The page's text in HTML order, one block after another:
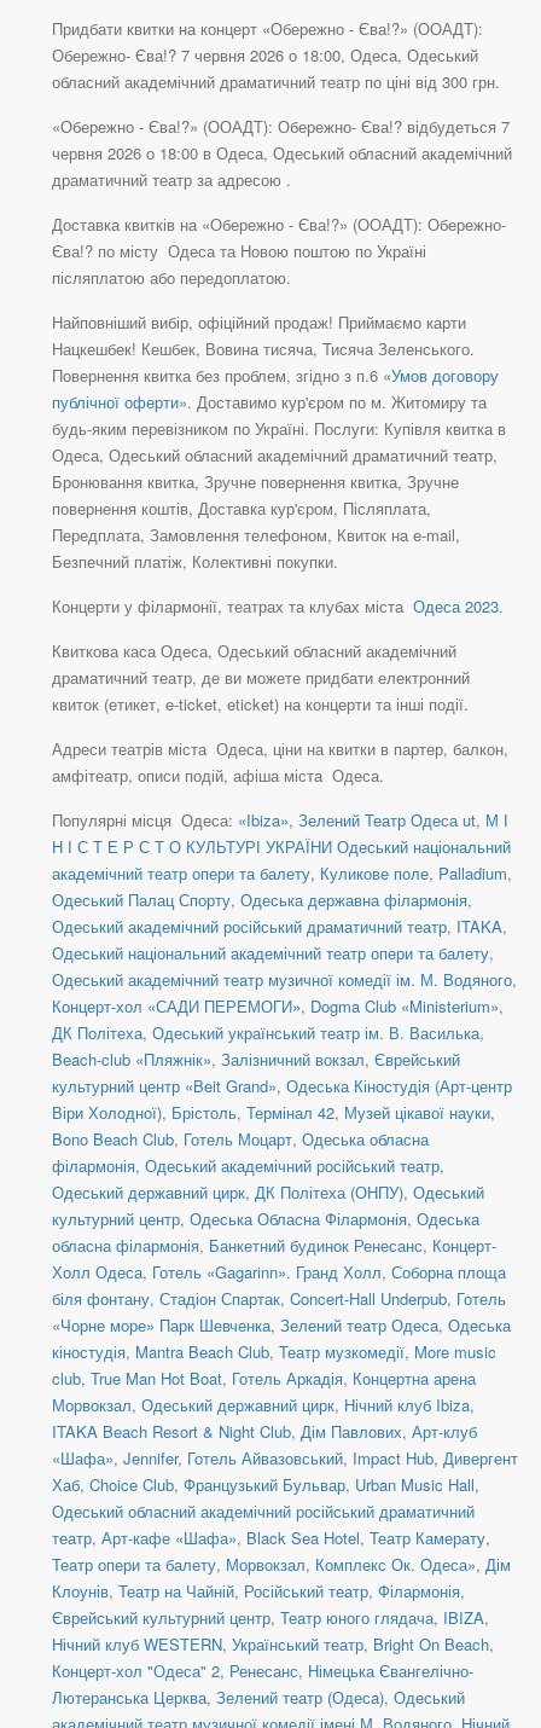
Придбати квитки на концерт «Обережно - Єва!?» (ООАДТ):
Обережно- Єва!? 7 червня 2026 о 18:00, Одеса, Одеський
обласний академічний драматичний театр по ціні від 300 грн.
«Обережно - Єва!?» (ООАДТ): Обережно- Єва!? відбудеться 7
червня 2026 о 18:00 в Одеса, Одеський обласний академічний
драматичний театр за адресою .
Доставка квитків на «Обережно - Єва!?» (ООАДТ): Обережно-
Єва!? по місту Одеса та Новою поштою по Україні
післяплатою або передоплатою.
Найповніший вибір, офіційний продаж! Приймаємо карти
Нацкешбек! Кешбек, Вовина тисяча, Тисяча Зеленського.
Повернення квитка без проблем, згідно з п.6 «Умов договору
публічної оферти». Доставимо кур'єром по м. Житомиру та
будь-яким перевізником по Україні. Послуги: Купівля квитка в
Одеса, Одеський обласний академічний драматичний театр,
Бронювання квитка, Зручне повернення квитка, Зручне
повернення коштів, Доставка кур'єром, Післяплата,
Передплата, Замовлення телефоном, Квиток на e-mail,
Безпечний платіж, Колективні покупки.
Концерти у філармонії, театрах та клубах міста Одеса 2023.
Квиткова каса Одеса, Одеський обласний академічний
драматичний театр, де ви можете придбати електронний
квиток (етикет, e-ticket, eticket) на концерти та інші події.
Адреси театрів міста Одеса, ціни на квитки в партер, балкон,
амфітеатр, описи подій, афіша міста Одеса.
Популярні місця Одеса: «Ibiza», Зелений Театр Одеса ut, М І
Н І С Т Е Р С Т О КУЛЬТУРІ УКРАЇНИ Одеський національний
академічний театр опери та балету, Куликове поле, Palladium,
Одеський Палац Спорту, Одеська державна філармонія,
Одеський академічний російський драматичний театр, ITAKA,
Одеський національний академічний театр опери та балету,
Одеський академічний театр музичної комедії ім. М. Водяного,
Концерт-хол «САДИ ПЕРЕМОГИ», Dogma Club «Ministerium»,
ДК Політеха, Одеський український театр ім. В. Василька,
Beach-club «Пляжнік», Залізничний вокзал, Єврейський
культурний центр «Beit Grand», Одеська Кіностудія (Арт-центр
Віри Холодної), Брістоль, Термінал 42, Музей цікавої науки,
Bono Beach Club, Готель Моцарт, Одеська обласна
філармонія, Одеський академічний російський театр,
Одеський державний цирк, ДК Політеха (ОНПУ), Одеський
культурний центр, Одеська Обласна Філармонія, Одеська
обласна філармонія, Банкетний будинок Ренесанс, Концерт-
Холл Одеса, Готель «Gagarinn». Гранд Холл, Соборна площа
біля фонтану, Стадіон Спартак, Concert-Hall Underpub, Готель
«Чорне море» Парк Шевченка, Зелений театр Одеса, Одеська
кіностудія, Mantra Beach Club, Театр музкомедії, More music
club, True Man Hot Boat, Готель Аркадія, Концертна арена
Морвокзал, Одеський державний цирк, Нічний клуб Ibiza,
ITAKA Beach Resort & Night Club, Дім Павлових, Арт-клуб
«Шафа», Jennifer, Готель Айвазовський, Impact Hub, Дивергент
Хаб, Choice Club, Французький Бульвар, Urban Music Hall,
Одеський обласний академічний російський драматичний
театр, Арт-кафе «Шафа», Black Sea Hotel, Театр Камерату,
Театр опери та балету, Морвокзал, Комплекс Ок. Одеса», Дім
Клоунів, Театр на Чайній, Російський театр, Філармонія,
Єврейський культурний центр, Театр юного глядача, IBIZA,
Нічний клуб WESTERN, Український театр, Bright On Beach,
Концерт-хол "Одеса" 2, Ренесанс, Німецька Євангелічно-
Лютеранська Церква, Зелений театр (Одеса), Одеський